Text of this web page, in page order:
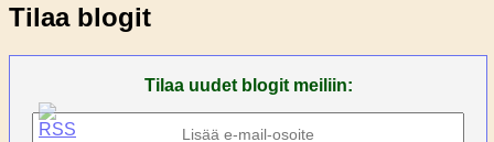
Tilaa blogit
Tilaa uudet blogit meiliin: